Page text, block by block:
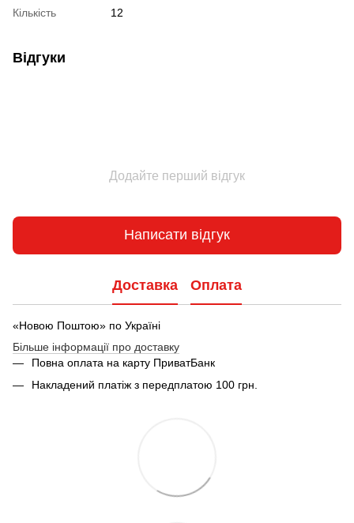
Кількість 12
Відгуки
Додайте перший відгук
Написати відгук
Доставка Оплата
«Новою Поштою» по Україні
Більше інформації про доставку
Повна оплата на карту ПриватБанк
Накладений платіж з передплатою 100 грн.